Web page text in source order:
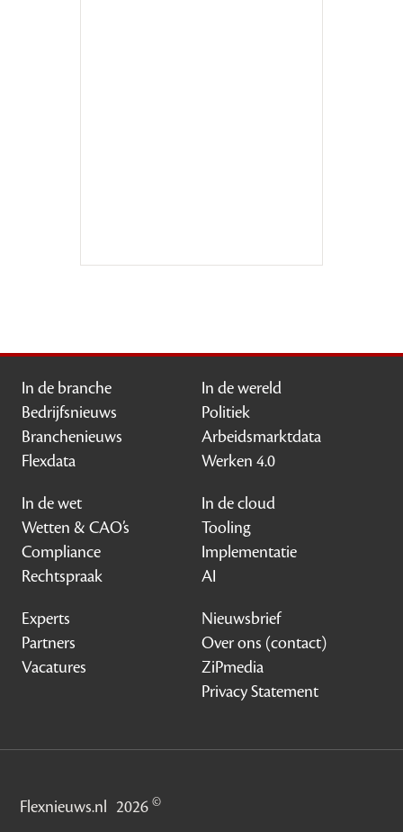
In de branche
Bedrijfsnieuws
Branchenieuws
Flexdata
In de wereld
Politiek
Arbeidsmarktdata
Werken 4.0
In de wet
Wetten & CAO’s
Compliance
Rechtspraak
In de cloud
Tooling
Implementatie
AI
Experts
Partners
Vacatures
Nieuwsbrief
Over ons (contact)
ZiPmedia
Privacy Statement
Flexnieuws.nl 2026©